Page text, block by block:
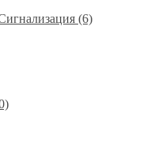
(6)